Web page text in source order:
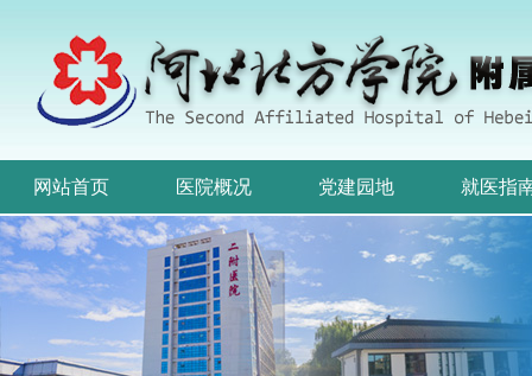
网站首页 医院概况 党建园地 就医指